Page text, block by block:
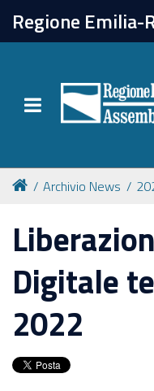
Regione Emilia-
Toggle
chiudi
Le attività
Archivio News
Digitale
2022